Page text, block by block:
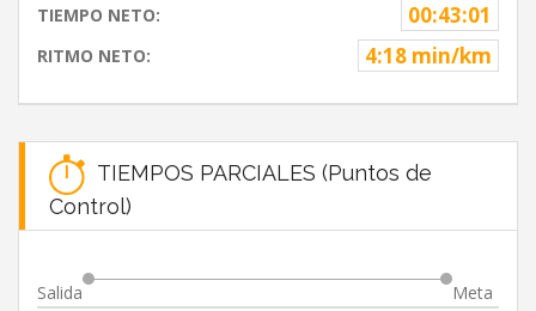
TIEMPO NETO: 00:43:01
RITMO NETO: 4:18 min/km
TIEMPOS PARCIALES (Puntos de
Control)
Salida Meta